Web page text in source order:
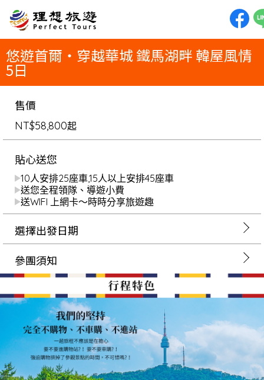
屋咖啡廳，六百年的景福宮與時尚弘大商圈一次收藏，悠遊最精彩的韓國。
悠遊首爾・穿越華城 鐵馬湖畔 韓屋風情
5日
售價
NT$58,800起
貼心送您
10人安排25座車,15人以上安排45座車
送您全程領隊、導遊小費
送WIFI 上網卡～時時分享旅遊趣
選擇出發日期
參團須知